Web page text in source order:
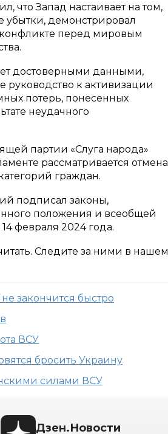
что Запад настаивает на том,
убытки, демонстрировал
перед мировым
достоверными данными,
руководство к активизации
потерь, понесенных
неудачного
партии «Слуга народа»
рассматривается отмена
граждан.
подписал законы,
положения и всеобщей
февраля 2024 года.
Следите за ними в нашем
закончится быстро
ВСУ
бросить Украину
силами ВСУ
Дзен.Новости